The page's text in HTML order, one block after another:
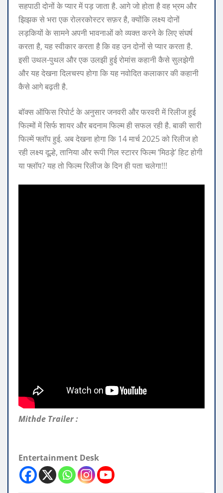
सहपाठी दोनों के प्यार में पड़ जाता है. आगे जो होता है वह भ्रम और
झिझक से भरा एक रोलरकोस्टर सफ़र है, क्योंकि लक्ष्य दोनों
लड़कियों के सामने अपनी भावनाओं को व्यक्त करने के लिए संघर्ष
करता है, यह स्वीकार करता है कि वह उन दोनों से प्यार करता है.
इसी उथल-पुथल और एक उलझी हुई रोमांस कहानी कैसे सुलझेगी
और यह देखना दिलचस्प होगा कि यह नवोदित कलाकार की कहानी
कैसे आगे बढ़ती है.
बॉक्स ऑफिस रिपोर्ट के अनुसार जनवरी और फरवरी में रिलीज हुई
फिल्मों में सिर्फ शायर और बदनाम फिल्म ही सफल रही है. बाकी सारी
फिल्में फ्लॉप हुई. अब देखना होगा कि 14 मार्च 2025 को रिलीज हो
रही लक्ष्य दूल्हे, तानिया और रूपी गिल स्टारर फिल्म ‘मिठड़े’ हिट होगी
या फ्लॉप? यह तो फिल्म रिलीज के दिन ही पता चलेगा!!!
Mithde Trailer :
Entertainment Desk